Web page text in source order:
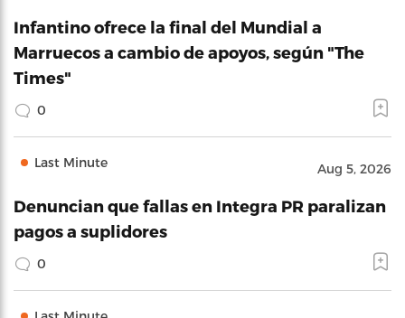
Infantino ofrece la final del Mundial a
Marruecos a cambio de apoyos, según "The
Times"
0
Last Minute Aug 5, 2026
Denuncian que fallas en Integra PR paralizan
pagos a suplidores
0